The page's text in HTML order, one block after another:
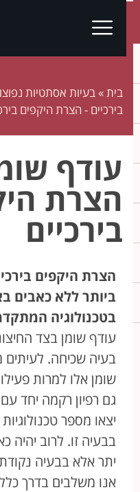
בית»בעיות אסתטיות
בירכיים - הצרת היקפים
עודף
הצרת
בירכיים
הצרת היקפים
ביותר ללא כאבים
בטכנולוגיה
עודף שומן בצד
בעיה שכיחה. לעיתים
שומן אלו למרות
גם רפיון רקמה יחד
יצאו מספר טכנולוגיות
בבעיה זו. לרוב יהיה
יתר אלא בבעיה
אנו משלבים בדרך